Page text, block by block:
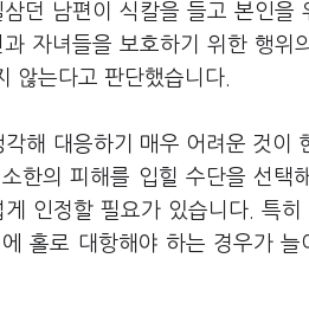
던 남편이 식칼을 들고 본인을
자녀들을 보호하기 위한 행위
않는다고 판단했습니다.
해 대응하기 매우 어려운 것이
한의 피해를 입힐 수단을 선택
인정할 필요가 있습니다. 특
홀로 대항해야 하는 경우가 늘